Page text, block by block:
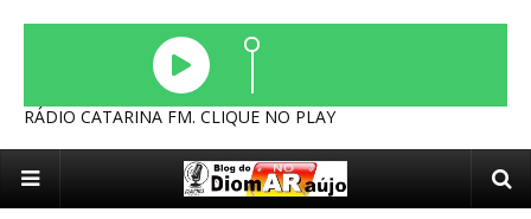
RÁDIO CATARINA FM. CLIQUE NO PLAY